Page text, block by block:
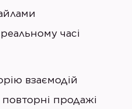
часі
взаємодій
продажі